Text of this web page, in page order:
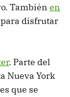
También en
para disfrutar
. Parte del
Nueva York
que se